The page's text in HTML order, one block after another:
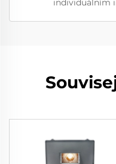
individuálním